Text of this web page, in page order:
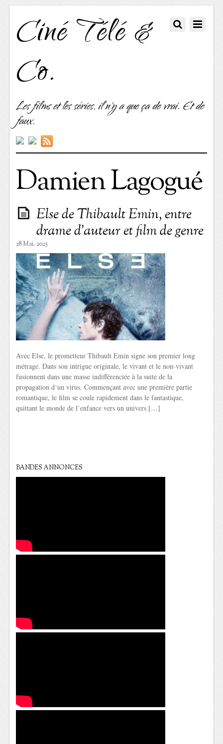
Ciné Télé &
Co.
Les films et les séries, il n'y a que ça de vrai. Et de
faux.
Damien Lagogué
Else de Thibault Emin, entre
drame d’auteur et film de genre
28 Mai. 2025
Avec Else, le prometteur Thibault Emin signe son premier long
métrage. Dans son intrigue originale, le vivant et le non-vivant
fusionnent dans une masse indifférenciée à la suite de la
propagation d‘un virus. Commençant avec une première partie
romantique, le film se coule rapidement dans le fantastique,
quittant le monde de l’enfance vers un univers […]
BANDES ANNONCES